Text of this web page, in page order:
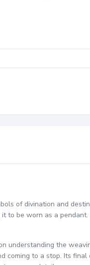
of divination and
be worn as a
understanding the
to a stop. Its